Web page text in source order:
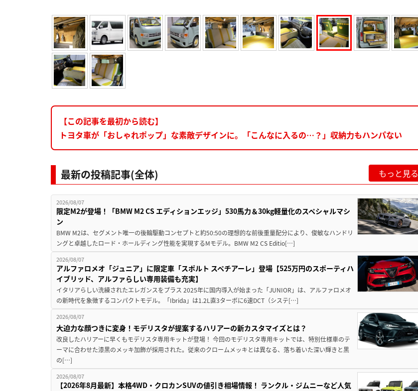
【この記事を最初から読む】
トヨタ車が「おしゃれポップ」な素敵デザインに。「こんなに入るの…？」収納力もハンパない
最新の投稿記事(全体) もっと見る
2026/08/07
限定M2が登場！「BMW M2 CS エディションエッジ」530馬力＆30kg軽量化のスペシャルマシ
ン
BMW M2は、セグメント唯一の後輪駆動コンセプトと約50:50の理想的な前後重量配分により、俊敏なハンドリ
ングと卓越したロード・ホールディング性能を実現するMモデル。BMW M2 CS Editio[…]
2026/08/07
アルファロメオ「ジュニア」に限定車「スポルト スペチアーレ」登場【525万円のスポーティハ
イブリッド、アルファらしい専用装備も充実】
イタリアらしい洗練されたエレガンスをプラス 2025年に国内導入が始まった「JUNIOR」は、アルファロメオ
の新時代を象徴するコンパクトモデル。「Ibrida」は1.2L直3ターボに6速DCT（システ[…]
2026/08/07
大迫力な顔つきに変身！モデリスタが提案するハリアーの新カスタマイズとは？
改良したハリアーに早くもモデリスタ専用キットが登場！ 今回のモデリスタ専用キットでは、特別仕様車のテ
ーマに合わせた漆黒のメッキ加飾が採用された。従来のクロームメッキとは異なる、落ち着いた深い輝きと黒
の[…]
2026/08/07
【2026年8月最新】本格4WD・クロカンSUVの値引き相場情報！ ランクル・ジムニーなど人気